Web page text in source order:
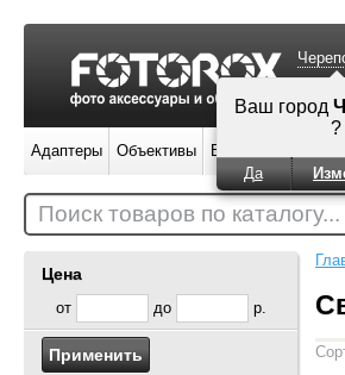
Цена
от до р.
Ваш город
?
Да
Адаптеры Объективы Вспышки
Поиск товаров по каталогу...